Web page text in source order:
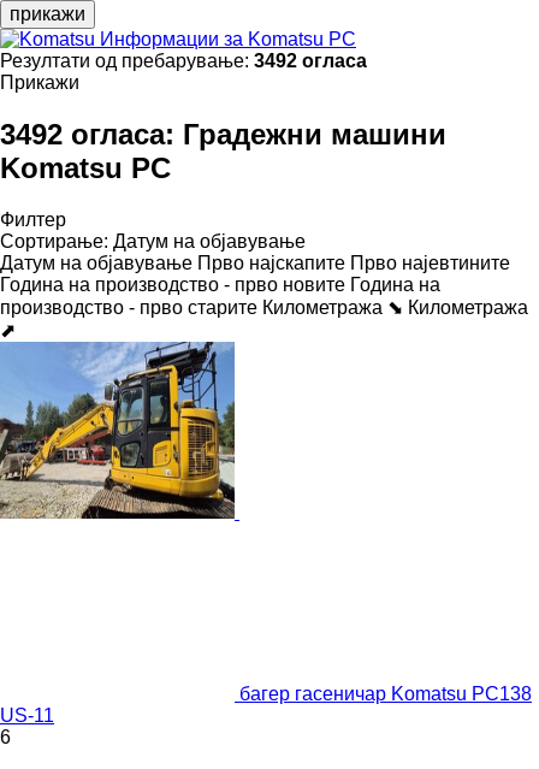
прикажи
Информации за Komatsu PC
Резултати од пребарување: 3492 огласа
Прикажи
3492 огласа: Градежни машини
Komatsu PC
Филтер
Сортирање: Датум на објавување
Датум на објавување Прво најскапите Прво најевтините
Година на производство - прво новите Година на
производство - прво старите Километража ⬊ Километража
⬈
багер гасеничар Komatsu PC138
US-11
6